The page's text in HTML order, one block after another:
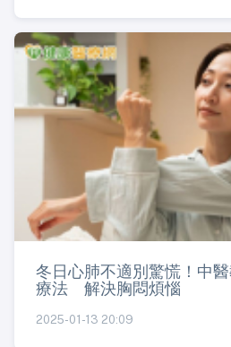
冬日心肺不適別驚慌！中
療法 解決胸悶煩惱
2025-01-13 20:09